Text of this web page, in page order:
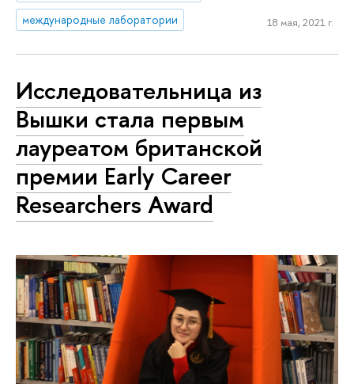
международные лаборатории
18 мая, 2021 г.
Исследовательница из
Вышки стала первым
лауреатом британской
премии Early Career
Researchers Award